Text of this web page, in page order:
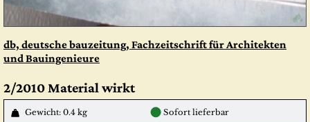
db, deutsche bauzeitung, Fachzeitschrift für Architekten
und Bauingenieure
2/2010 Material wirkt
Gewicht: 0.4 kg ● Sofort lieferbar